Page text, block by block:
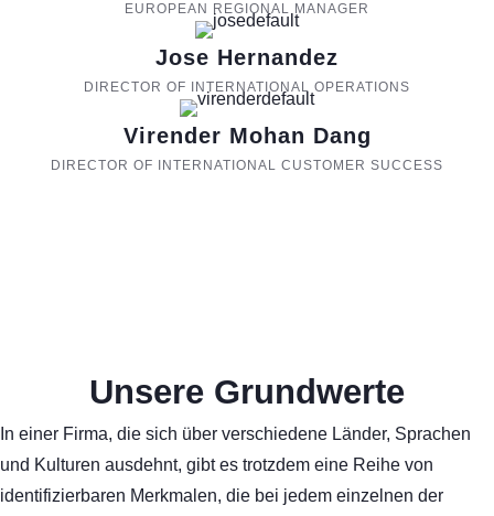
EUROPEAN REGIONAL MANAGER
Jose Hernandez
DIRECTOR OF INTERNATIONAL OPERATIONS
Virender Mohan Dang
DIRECTOR OF INTERNATIONAL CUSTOMER SUCCESS
Unsere Grundwerte
In einer Firma, die sich über verschiedene Länder, Sprachen
und Kulturen ausdehnt, gibt es trotzdem eine Reihe von
identifizierbaren Merkmalen, die bei jedem einzelnen der